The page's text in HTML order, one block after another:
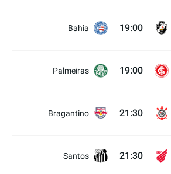
Bahia 19:00
Palmeiras 19:00
Bragantino 21:30
Santos 21:30